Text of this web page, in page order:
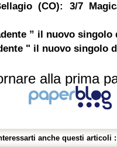
(CO): 3/7
” il nuovo singolo
" il nuovo singolo
alla prima
anche questi articoli :